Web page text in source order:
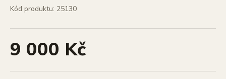
Kód produktu: 25130
9 000 Kč